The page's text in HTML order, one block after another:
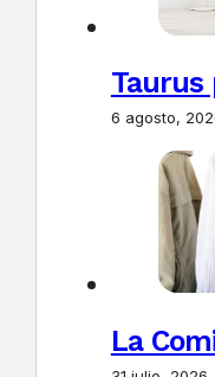
Taurus
6 agosto,
La